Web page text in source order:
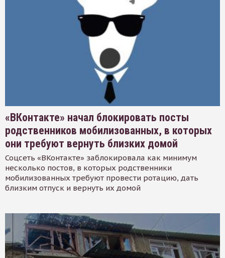
«ВКонтакте» начал блокировать посты
родственников мобилизованных, в которых
они требуют вернуть близких домой
Соцсеть «ВКонтакте» заблокировала как минимум
несколько постов, в которых родственники
мобилизованных требуют провести ротацию, дать
близким отпуск и вернуть их домой